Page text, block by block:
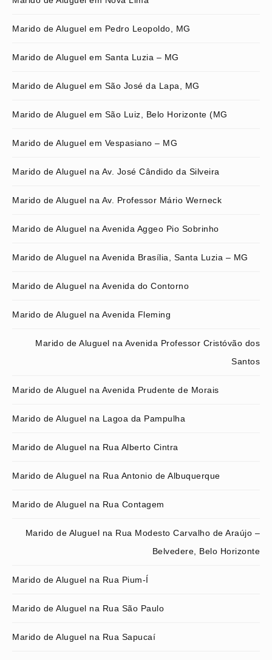
Marido de Aluguel em Pedro Leopoldo, MG
Marido de Aluguel em Santa Luzia – MG
Marido de Aluguel em São José da Lapa, MG
Marido de Aluguel em São Luiz, Belo Horizonte (MG
Marido de Aluguel em Vespasiano – MG
Marido de Aluguel na Av. José Cândido da Silveira
Marido de Aluguel na Av. Professor Mário Werneck
Marido de Aluguel na Avenida Aggeo Pio Sobrinho
Marido de Aluguel na Avenida Brasília, Santa Luzia – MG
Marido de Aluguel na Avenida do Contorno
Marido de Aluguel na Avenida Fleming
Marido de Aluguel na Avenida Professor Cristóvão dos
Santos
Marido de Aluguel na Avenida Prudente de Morais
Marido de Aluguel na Lagoa da Pampulha
Marido de Aluguel na Rua Alberto Cintra
Marido de Aluguel na Rua Antonio de Albuquerque
Marido de Aluguel na Rua Contagem
Marido de Aluguel na Rua Modesto Carvalho de Araújo –
Belvedere, Belo Horizonte
Marido de Aluguel na Rua Pium-Í
Marido de Aluguel na Rua São Paulo
Marido de Aluguel na Rua Sapucaí